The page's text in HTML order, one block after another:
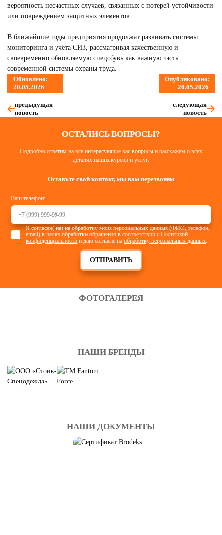
вероятность несчастных случаев, связанных с потерей устойчивости
или повреждением защитных элементов.
В ближайшие годы предприятия продолжат развивать системы
мониторинга и учёта СИЗ, рассматривая качественную и
своевременно обновляемую спецобувь как важную часть
современной системы охраны труда.
Обновлено:
20.05.2026
Опубликовано:
20.05.2026
предыдущая
новость
следующая
новость
ОСТАЛИСЬ ВОПРОСЫ?
Подробно ответим на все интересующие вас вопросы и расскажем о всех
деталях наших курсов и услуг.
Оставьте свой контакт, мы вам перезвоним
Ваш телефон:
ОТПРАВИТЬ
Я согласен(-на) на обработку моих персональных данных (ФИО, телефон,
email) в целях обработки обращения в соответствии сПолитикой
конфиденциальности и даю согласие наобработку персональных данных.
ФОТОГАЛЕРЕЯ
НАШИ БРЕНДЫ
НАШИ ДОКУМЕНТЫ